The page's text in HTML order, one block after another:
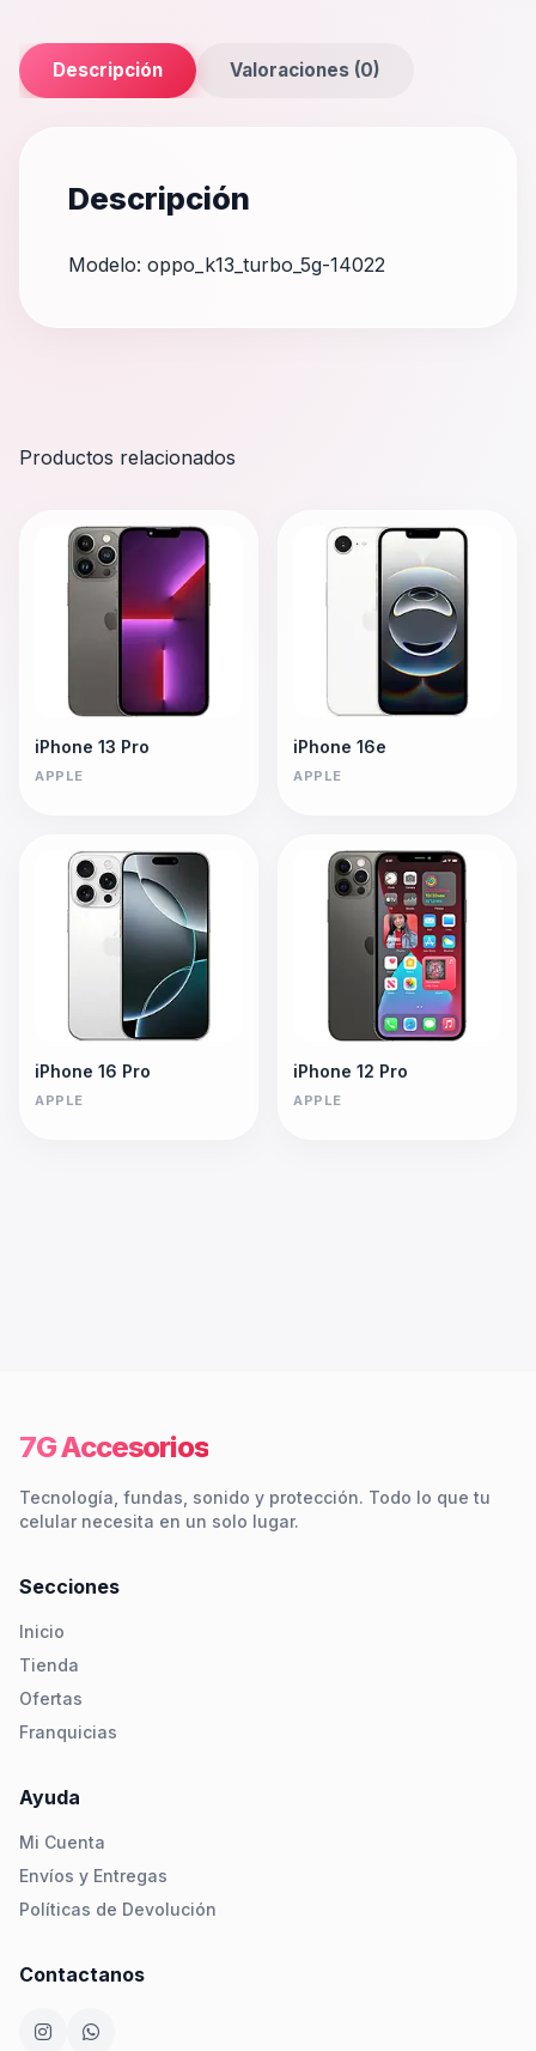
Descripción Valoraciones (0)
Descripción
Modelo: oppo_k13_turbo_5g-14022
Productos relacionados
iPhone 13 Pro
APPLE
iPhone 16e
APPLE
iPhone 16 Pro
APPLE
iPhone 12 Pro
APPLE
7G Accesorios
Tecnología, fundas, sonido y protección. Todo lo que tu
celular necesita en un solo lugar.
Secciones
Inicio
Tienda
Ofertas
Franquicias
Ayuda
Mi Cuenta
Envíos y Entregas
Políticas de Devolución
Contactanos